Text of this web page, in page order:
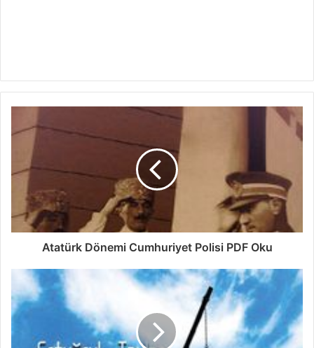
Atatürk Dönemi Cumhuriyet Polisi PDF Oku